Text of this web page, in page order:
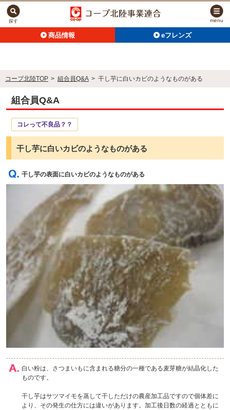
商品情報 eフレンズ
探す menu
コープ北陸TOP > 組合員Q&A > 干し芋に白いカビのようなものがある
組合員Q&A
コレって不良品？？
干し芋に白いカビのようなものがある
干し芋の表面に白いカビのようなものがある
白い粉は、さつまいもに含まれる糖分の一種である麦芽糖が結晶化した
ものです。
干し芋はサツマイモを蒸して干しただけの農産加工品ですので個体差に
より、その発生の仕方には違いがあります。加工後日数の経過とともに